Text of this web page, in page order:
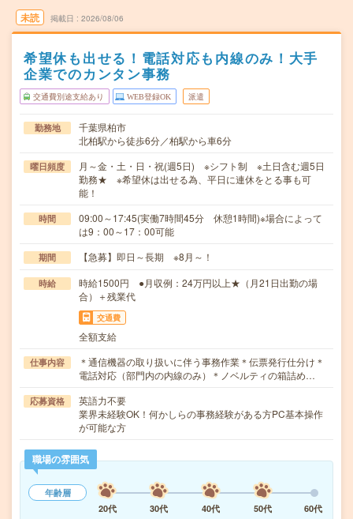
未読 掲載日 2026/08/06
希望休も出せる！電話対応も内線のみ！大手
企業でのカンタン事務
交通費別途支給あり WEB登録OK 派遣
勤務地
千葉県柏市
北柏駅から徒歩6分／柏駅から車6分
曜日頻度
月～金・土・日・祝(週5日) ※シフト制 ※土日含む週5日
勤務★ ※希望休は出せる為、平日に連休をとる事も可
能！
時間
09:00～17:45(実働7時間45分 休憩1時間)※場合によって
は9：00～17：00可能
期間 【急募】即日～長期 ※8月～！
時給
時給1500円 ●月収例：24万円以上★（月21日出勤の場
合）＋残業代
交通費
全額支給
仕事内容
＊通信機器の取り扱いに伴う事務作業＊伝票発行仕分け＊
電話対応（部門内の内線のみ）＊ノベルティの箱詰め…
応募資格
英語力不要
業界未経験OK！何かしらの事務経験がある方PC基本操作
が可能な方
職場の雰囲気
年齢層
20代
30代 40代 50代
60代